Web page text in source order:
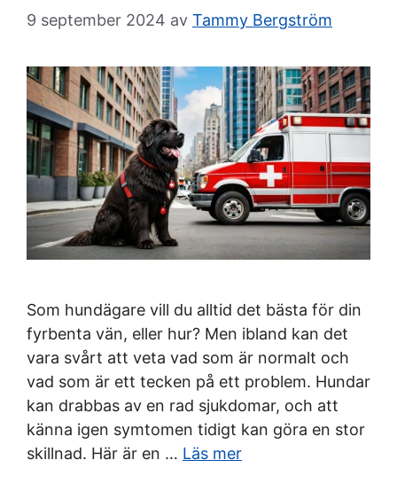
9 september 2024 av Tammy Bergström
Som hundägare vill du alltid det bästa för din
fyrbenta vän, eller hur? Men ibland kan det
vara svårt att veta vad som är normalt och
vad som är ett tecken på ett problem. Hundar
kan drabbas av en rad sjukdomar, och att
känna igen symtomen tidigt kan göra en stor
skillnad. Här är en … Läs mer